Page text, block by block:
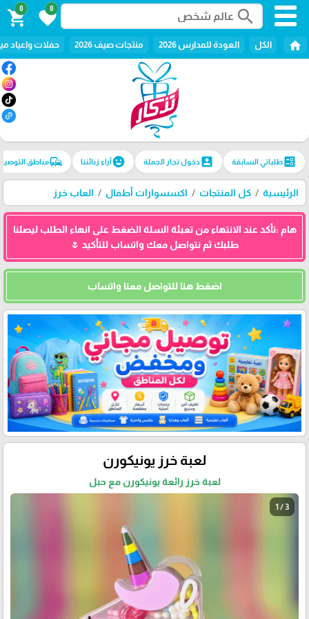
search
0
favorite
0
shopping_cart
home الكل العودة للمدارس 2026 منتجات صيف 2026 حفلات واعياد
ballotطلباتي السابقة account_boxدخول تجار الجملة emoji_emotionsآراء زبائننا commuteمناطق
الرئيسية كل المنتجات اكسسوارات أطفال العاب خرز
هام :تأكد عند الانتهاء من تعبئة السلة الضغط على انهاء الطلب ليصلنا
طلبك ثم نتواصل معك واتساب للتأكيد 🌷
اضغط هنا للتواصل معنا واتساب
لعبة خرز يونيكورن
لعبة خرز رائعة يونيكورن مع حبل
1 / 3